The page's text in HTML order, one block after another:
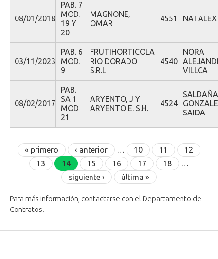
08/01/2018
PAB. 7
MOD.
19 Y
20
MAGNONE,
OMAR
4551 NATALEX
03/11/2023
PAB. 6
MOD.
9
FRUTIHORTICOLA
RIO DORADO
S.R.L
4540
NORA
VILLCA
08/02/2017
PAB.
SA 1
MOD
21
ARYENTO, J Y
ARYENTO E. S.H.
4524
SALDAÑA
SAIDA
Páginas
« primero ‹ anterior … 10 11
12
13
14 15 16 17 18
…
siguiente ›
última »
Para más información, contactarse con el Departamento de
Contratos.